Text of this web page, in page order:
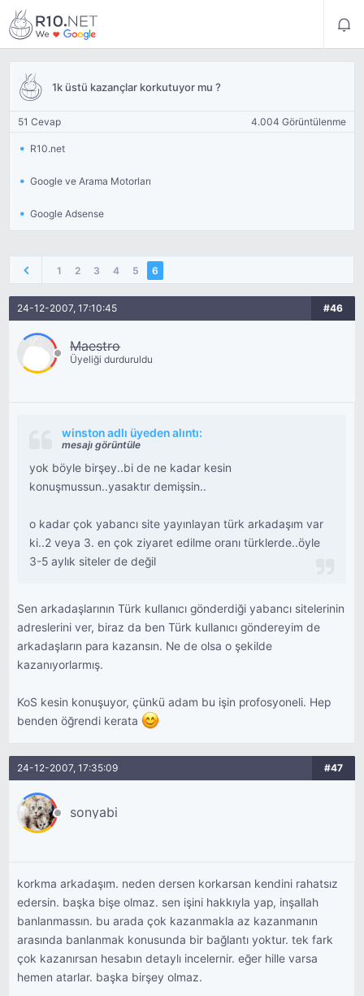
1k üstü kazançlar korkutuyor mu ?
51 Cevap 4.004 Görüntülenme
R10.net
Google ve Arama Motorları
Google Adsense
1 2 3 4 5 6
24-12-2007, 17:10:45 #46
Maestro
Üyeliği durduruldu
winston adlı üyeden alıntı:
mesajı görüntüle
yok böyle birşey..bi de ne kadar kesin
konuşmussun..yasaktır demişsin..
o kadar çok yabancı site yayınlayan türk arkadaşım var
ki..2 veya 3. en çok ziyaret edilme oranı türklerde..öyle
3-5 aylık siteler de değil
Sen arkadaşlarının Türk kullanıcı gönderdiği yabancı sitelerinin
adreslerini ver, biraz da ben Türk kullanıcı göndereyim de
arkadaşların para kazansın. Ne de olsa o şekilde
kazanıyorlarmış.
KoS kesin konuşuyor, çünkü adam bu işin profosyoneli. Hep
benden öğrendi kerata
24-12-2007, 17:35:09 #47
sonyabi
korkma arkadaşım. neden dersen korkarsan kendini rahatsız
edersin. başka bişe olmaz. sen işini hakkıyla yap, inşallah
banlanmassın. bu arada çok kazanmakla az kazanmanın
arasında banlanmak konusunda bir bağlantı yoktur. tek fark
çok kazanırsan hesabın detaylı incelernir. eğer hille varsa
hemen atarlar. başka birşey olmaz.